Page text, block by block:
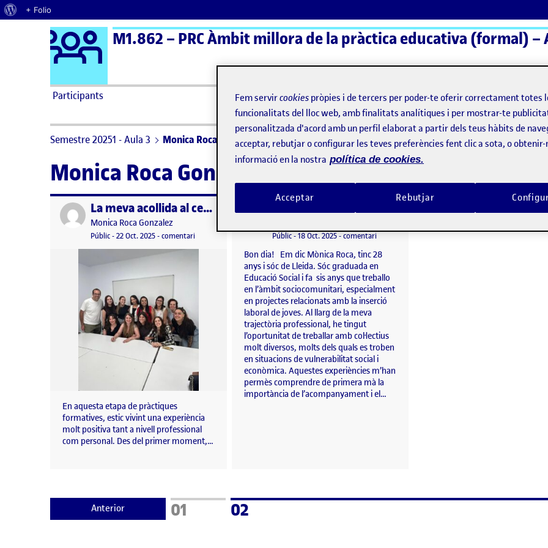
Quant al WordPress
+ Folio
Saltar al contingut Logo Ágora
M1.862 – PRC Àmbit millora de la pràctica educativa (formal) –
Participants ActiFolios
Semestre 20251 - Aula 3 Monica Roca Gonzalez
Monica Roca Gonzalez
Publicat per La meva acollida al centre i la connexió amb l’equip de treball
Publicat per
Monica Roca Gonzalez
Visibilitat:
Públic-Data de publicació
22 Oct. 20253 novembre, 2025 4:07 pm
-comentariel La meva acollida al centre i la connexió amb l’equip de treball
En aquesta etapa de pràctiques
formatives, estic vivint una experiència
molt positiva tant a nivell professional
com personal. Des del primer moment,…
Una etapa per créixer: Expectatives envers el Pràcticum
Visibilitat:
Públic-Data de publicació
18 Oct. 20253 novembre, 2025 3:54 pm
-comentariel Una etapa per créixer: Expectatives envers el
Bon dia! Em dic Mònica Roca, tinc 28
anys i sóc de Lleida. Sóc graduada en
Educació Social i fa sis anys que treballo
en l’àmbit sociocomunitari, especialment
en projectes relacionats amb la inserció
laboral de joves. Al llarg de la meva
trajectòria professional, he tingut
l’oportunitat de treballar amb col·lectius
molt diversos, molts dels quals es troben
en situacions de vulnerabilitat social i
econòmica. Aquestes experiències m’han
permès comprendre de primera mà la
importància de l’acompanyament i el…
Anterior Pàgina
01 Pàgina
02
Fem servircookies pròpies i de tercers per poder-te oferir correctament totes
funcionalitats del lloc web, amb finalitats analítiques i per mostrar-te
personalitzada d'acord amb un perfil elaborat a partir dels teus hàbits de
acceptar, rebutjar o configurar les teves preferències fent clic a sota, o obtenir-
informació en la nostra política de cookies.
Rebutjar
Acceptar